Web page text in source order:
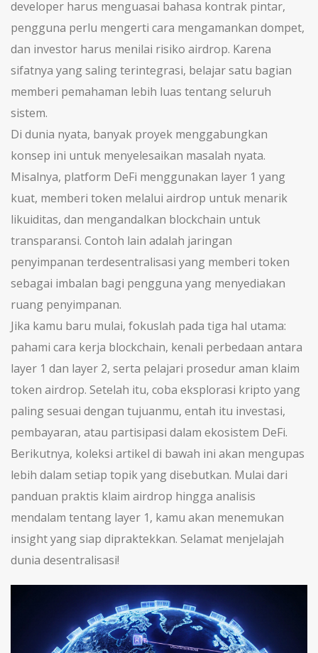
developer harus menguasai bahasa kontrak pintar,
pengguna perlu mengerti cara mengamankan dompet,
dan investor harus menilai risiko airdrop. Karena
sifatnya yang saling terintegrasi, belajar satu bagian
memberi pemahaman lebih luas tentang seluruh
sistem.
Di dunia nyata, banyak proyek menggabungkan
konsep ini untuk menyelesaikan masalah nyata.
Misalnya, platform DeFi menggunakan layer 1 yang
kuat, memberi token melalui airdrop untuk menarik
likuiditas, dan mengandalkan blockchain untuk
transparansi. Contoh lain adalah jaringan
penyimpanan terdesentralisasi yang memberi token
sebagai imbalan bagi pengguna yang menyediakan
ruang penyimpanan.
Jika kamu baru mulai, fokuslah pada tiga hal utama:
pahami cara kerja blockchain, kenali perbedaan antara
layer 1 dan layer 2, serta pelajari prosedur aman klaim
token airdrop. Setelah itu, coba eksplorasi kripto yang
paling sesuai dengan tujuanmu, entah itu investasi,
pembayaran, atau partisipasi dalam ekosistem DeFi.
Berikutnya, koleksi artikel di bawah ini akan mengupas
lebih dalam setiap topik yang disebutkan. Mulai dari
panduan praktis klaim airdrop hingga analisis
mendalam tentang layer 1, kamu akan menemukan
insight yang siap dipraktekkan. Selamat menjelajah
dunia desentralisasi!